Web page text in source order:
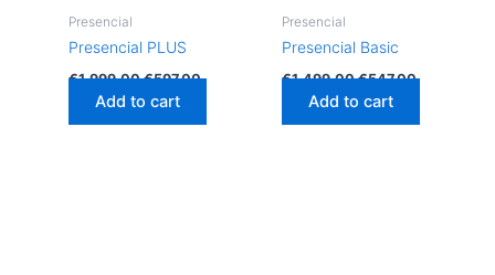
Presencial
Presencial PLUS
€1.999,00 €597,00
Add to cart
Presencial
Presencial Basic
€1.499,00 €547,00
Add to cart